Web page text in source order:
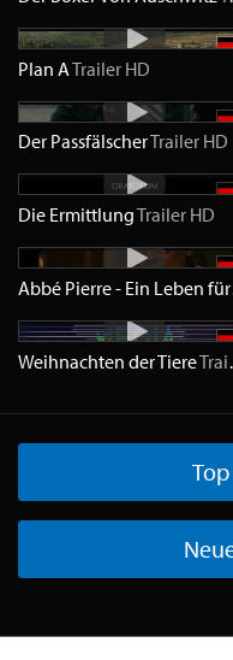
Plan ATrailer HD
Der PassfälscherTrailer HD
Die ErmittlungTrailer HD
Weihnachten der TiereTrailer